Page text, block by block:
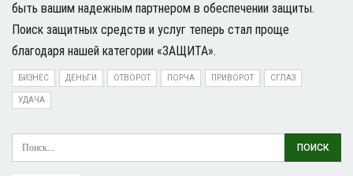
быть вашим надежным партнером в обеспечении защиты.
Поиск защитных средств и услуг теперь стал проще
благодаря нашей категории «ЗАЩИТА».
БИЗНЕС ДЕНЬГИ ОТВОРОТ ПОРЧА ПРИВОРОТ СГЛАЗ
УДАЧА